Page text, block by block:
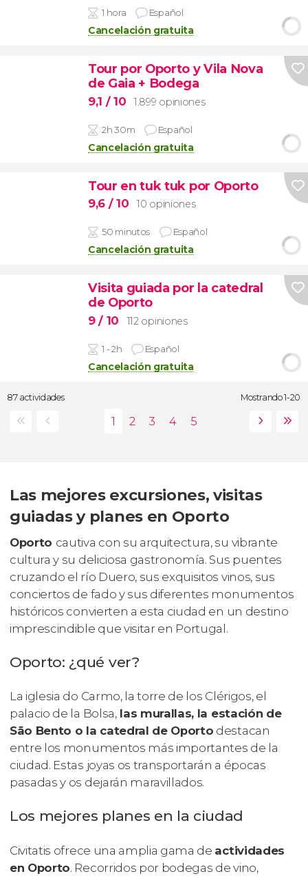
1 hora Español
Cancelación gratuita
Tour por Oporto y Vila Nova
de Gaia + Bodega
9,1 / 10 1.899 opiniones
2h 30m Español
Cancelación gratuita
Tour en tuk tuk por Oporto
9,6 / 10 10 opiniones
50 minutos Español
Cancelación gratuita
Visita guiada por la catedral
de Oporto
9/ 10 112 opiniones
1 - 2h Español
Cancelación gratuita
87 actividades Mostrando 1-20
Las mejores excursiones, visitas
guiadas y planes en Oporto
Oporto cautiva con su arquitectura, su vibrante
cultura y su deliciosa gastronomía. Sus puentes
cruzando el río Duero, sus exquisitos vinos, sus
conciertos de fado y sus diferentes monumentos
históricos convierten a esta ciudad en un destino
imprescindible que visitar en Portugal.
Oporto: ¿qué ver?
La iglesia do Carmo, la torre de los Clérigos, el
palacio de la Bolsa,las murallas, la estación de
São Bento o la catedral de Oporto destacan
entre los monumentos más importantes de la
ciudad. Estas joyas os transportarán a épocas
pasadas y os dejarán maravillados.
Los mejores planes en la ciudad
Civitatis ofrece una amplia gama de actividades
en Oporto. Recorridos por bodegas de vino,